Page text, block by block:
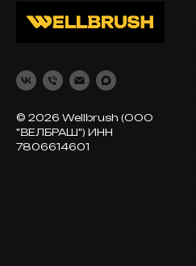
© 2026 Wellbrush (ООО
"ВЕЛБРАШ") ИНН
7806614601